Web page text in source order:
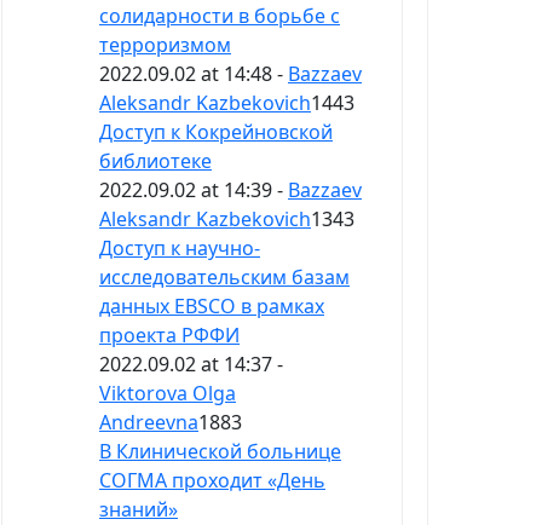
солидарности в борьбе с
терроризмом
2022.09.02 at 14:48 - Bazzaev
Aleksandr Kazbekovich1443
Доступ к Кокрейновской
библиотеке
2022.09.02 at 14:39 - Bazzaev
Aleksandr Kazbekovich1343
Доступ к научно-
исследовательским базам
данных EBSCO в рамках
проекта РФФИ
2022.09.02 at 14:37 -
Viktorova Olga
Andreevna1883
В Клинической больнице
СОГМА проходит «День
знаний»